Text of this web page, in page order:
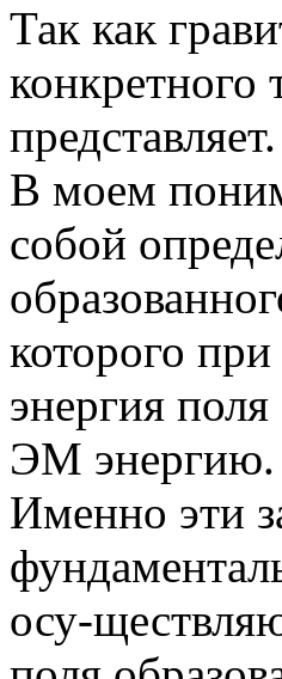
Так как
конкретного
представляет.
В моем
собой
которого
энергия
ЭМ энергию.
Именно эти
осу-